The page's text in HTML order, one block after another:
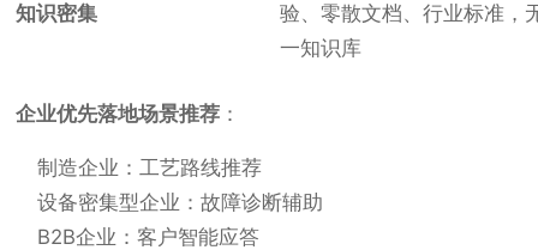
知识密集
验、零散文档、行业标准，
一知识库
企业优先落地场景推荐 ：
制造企业：工艺路线推荐
设备密集型企业：故障诊断辅助
B2B企业：客户智能应答